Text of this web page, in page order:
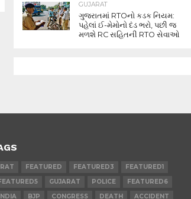
GUJARAT
ગુજરાતમાં RTOનો કડક નિયમ:
પહેલાં ઈ-મેમોનો દંડ ભરો, પછી જ
મળશે RC સહિતની RTO સેવાઓ
FEATURED FEATURED3
FEATURED1
GUJARAT POLICE
FEATURED6
BJP CONGRESS DEATH ACCIDENT